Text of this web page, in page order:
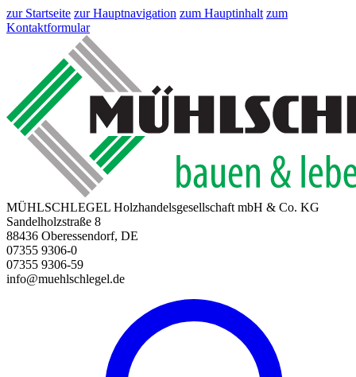
zur Startseite zur Hauptnavigation zum Hauptinhalt zum
Kontaktformular
MÜHLSCHLEGEL Holzhandelsgesellschaft mbH & Co. KG
Sandelholzstraße 8
88436 Oberessendorf, DE
07355 9306-0
07355 9306-59
info@muehlschlegel.de